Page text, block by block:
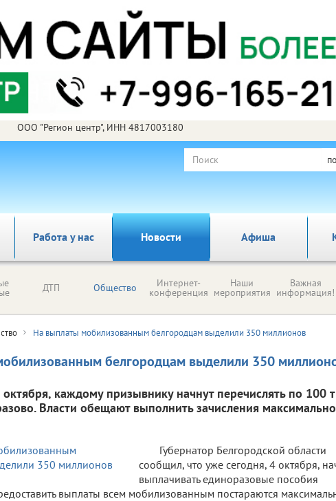
ООО "Регион центр", ИНН 4817003180
Работа у нас Новости Афиша
ДТП Общество Интернет-
конференция
Наши
мероприятия
Важная
информация!
На выплаты мобилизованным белгородцам выделили 350 миллионов
белгородцам выделили 350
каждому призывнику начнут перечислять по 100
Власти обещают выполнить зачисления максимально
Губернатор Белгородской области
сообщил, что уже сегодня, 4 октября,
выплачивать единоразовые пособия
выплаты всем мобилизованным постараются